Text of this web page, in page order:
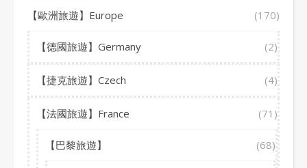
【歐洲旅遊】Europe (170)
【德國旅遊】Germany (2)
【捷克旅遊】Czech (4)
【法國旅遊】France (71)
【巴黎旅遊】 (68)